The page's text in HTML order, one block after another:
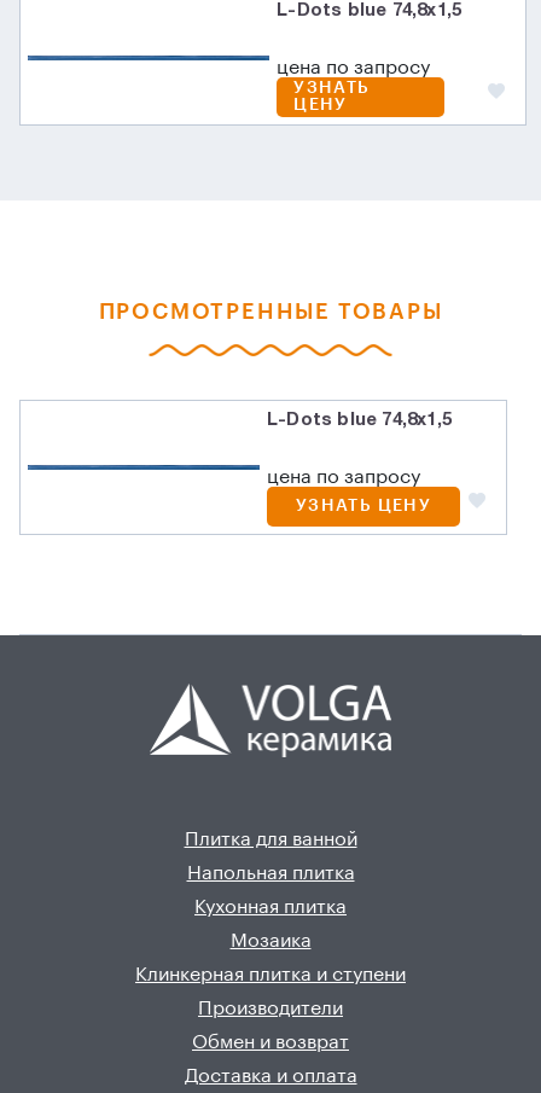
L-Dots blue 74,8x1,5
цена по запросу
УЗНАТЬ
ЦЕНУ
ПРОСМОТРЕННЫЕ ТОВАРЫ
L-Dots blue 74,8x1,5
цена по запросу
УЗНАТЬ ЦЕНУ
Плитка для ванной
Напольная плитка
Кухонная плитка
Мозаика
Клинкерная плитка и ступени
Производители
Обмен и возврат
Доставка и оплата